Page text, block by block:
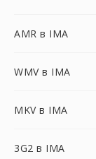
AMR в IMA
WMV в IMA
MKV в IMA
3G2 в IMA